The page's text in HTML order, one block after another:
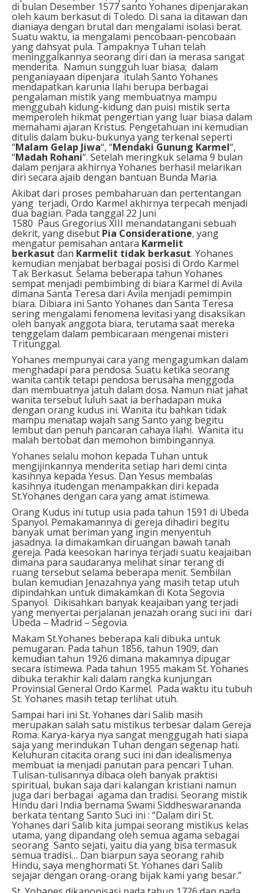
di bulan Desember 1577 santo Yohanes dipenjarakan
oleh kaum berkasut di Toledo. Di sana ia ditawan dan
dianiaya dengan brutal dan mengalami isolasi berat.
Suatu waktu, ia mengalami pencobaan-pencobaan
yang dahsyat pula. Tampaknya Tuhan telah
meninggalkannya seorang diri dan ia merasa sangat
menderita. Namun sungguh luar biasa; dalam
penganiayaan dipenjara itulah Santo Yohanes
mendapatkan karunia Ilahi berupa berbagai
pengalaman mistik yang membuatnya mampu
menggubah kidung-kidung dan puisi mistik serta
memperoleh hikmat pengertian yang luar biasa dalam
memahami ajaran Kristus. Pengetahuan ini kemudian
ditulis dalam buku-bukunya yang terkenal seperti
“Malam Gelap Jiwa“, “Mendaki Gunung Karmel“,
“Madah Rohani“. Setelah meringkuk selama 9 bulan
dalam penjara akhirnya Yohanes berhasil melarikan
diri secara ajaib dengan bantuan Bunda Maria.
Akibat dari proses pembaharuan dan pertentangan
yang terjadi, Ordo Karmel akhirnya terpecah menjadi
dua bagian. Pada tanggal 22 Juni
1580 Paus Gregorius XIII menandatangani sebuah
dekrit, yang disebut Pia Consideratione, yang
mengatur pemisahan antara Karmelit
berkasut dan Karmelit tidak berkasut. Yohanes
kemudian menjabat berbagai posisi di Ordo Karmel
Tak Berkasut. Selama beberapa tahun Yohanes
sempat menjadi pembimbing di biara Karmel di Avila
dimana Santa Teresa dari Avila menjadi pemimpin
biara. Dibiara ini Santo Yohanes dan Santa Teresa
sering mengalami fenomena levitasi yang disaksikan
oleh banyak anggota biara, terutama saat mereka
tenggelam dalam pembicaraan mengenai misteri
Tritunggal.
Yohanes mempunyai cara yang mengagumkan dalam
menghadapi para pendosa. Suatu ketika seorang
wanita cantik tetapi pendosa berusaha menggoda
dan membuatnya jatuh dalam dosa. Namun niat jahat
wanita tersebut luluh saat ia berhadapan muka
dengan orang kudus ini. Wanita itu bahkan tidak
mampu menatap wajah sang Santo yang begitu
lembut dan penuh pancaran cahaya Ilahi. Wanita itu
malah bertobat dan memohon bimbingannya.
Yohanes selalu mohon kepada Tuhan untuk
mengijinkannya menderita setiap hari demi cinta
kasihnya kepada Yesus. Dan Yesus membalas
kasihnya itudengan menampakkan diri kepada
St.Yohanes dengan cara yang amat istimewa.
Orang Kudus ini tutup usia pada tahun 1591 di Ubeda
Spanyol. Pemakamannya di gereja dihadiri begitu
banyak umat beriman yang ingin menyentuh
jasadnya. Ia dimakamkan diruangan bawah tanah
gereja. Pada keesokan harinya terjadi suatu keajaiban
dimana para saudaranya melihat sinar terang di
ruang tersebut selama beberapa menit. Sembilan
bulan kemudian Jenazahnya yang masih tetap utuh
dipindahkan untuk dimakamkan di Kota Segovia
Spanyol. Dikisahkan banyak keajaiban yang terjadi
yang menyertai perjalanan jenazah orang suci ini dari
Ubeda – Madrid – Segovia.
Makam St.Yohanes beberapa kali dibuka untuk
pemugaran. Pada tahun 1856, tahun 1909, dan
kemudian tahun 1926 dimana makamnya dipugar
secara istimewa. Pada tahun 1955 makam St. Yohanes
dibuka terakhir kali dalam rangka kunjungan
Provinsial General Ordo Karmel. Pada waktu itu tubuh
St. Yohanes masih tetap terlihat utuh.
Sampai hari ini St. Yohanes dari Salib masih
merupakan salah satu mistikus terbesar dalam Gereja
Roma. Karya-karya nya sangat menggugah hati siapa
saja yang merindukan Tuhan dengan segenap hati.
Keluhuran cita­cita orang suci ini dan idealismenya
membuat ia menjadi panutan para pencari Tuhan.
Tulisan-tulisannya dibaca oleh banyak praktisi
spiritual, bukan saja dari kalangan kristiani namun
juga dari berbagai agama dan tradisi. Seorang mistik
Hindu dari India bernama Swami Sid­dheswarananda
berkata tentang Santo Suci ini : “Dalam diri St.
Yohanes dari Salib kita jumpai seorang mistikus kelas
utama, yang dipandang oleh semua agama sebagai
seorang Santo sejati, yaitu dia yang bisa termasuk
semua tradisi… Dan biarpun saya seorang rahib
Hindu, saya menghormati St. Yohanes dari Salib
sejajar dengan orang-orang bijak kami yang besar.”